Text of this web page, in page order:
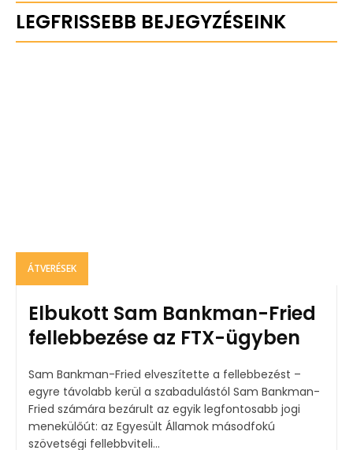
LEGFRISSEBB BEJEGYZÉSEINK
ÁTVERÉSEK
Elbukott Sam Bankman-Fried
fellebbezése az FTX-ügyben
Sam Bankman-Fried elveszítette a fellebbezést –
egyre távolabb kerül a szabadulástól Sam Bankman-
Fried számára bezárult az egyik legfontosabb jogi
menekülőút: az Egyesült Államok másodfokú
szövetségi fellebbviteli...